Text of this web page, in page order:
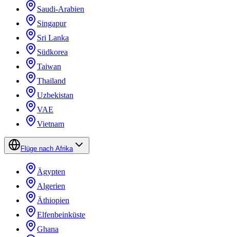
Saudi-Arabien
Singapur
Sri Lanka
Südkorea
Taiwan
Thailand
Uzbekistan
VAE
Vietnam
Flüge nach Afrika
Ägypten
Algerien
Äthiopien
Elfenbeinküste
Ghana